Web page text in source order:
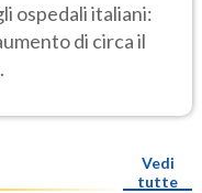
ospedali italiani:
di circa il
Vedi
tutte